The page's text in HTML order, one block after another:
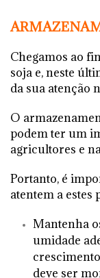
Chegamos ao
soja e, neste
da sua atenção
O
podem ter um
agricultores e
Portanto, é
atentem a estes
Mantenha
umidade
deve ser